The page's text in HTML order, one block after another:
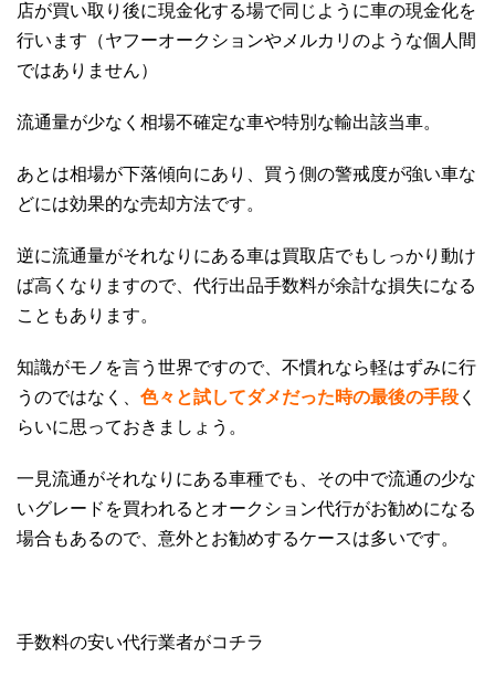
店が買い取り後に現金化する場で同じように車の現金化を
行います（ヤフーオークションやメルカリのような個人間
ではありません）
流通量が少なく相場不確定な車や特別な輸出該当車。
あとは相場が下落傾向にあり、買う側の警戒度が強い車な
どには効果的な売却方法です。
逆に流通量がそれなりにある車は買取店でもしっかり動け
ば高くなりますので、代行出品手数料が余計な損失になる
こともあります。
知識がモノを言う世界ですので、不慣れなら軽はずみに行
うのではなく、 色々と試してダメだった時の最後の手段 く
らいに思っておきましょう。
一見流通がそれなりにある車種でも、その中で流通の少な
いグレードを買われるとオークション代行がお勧めになる
場合もあるので、意外とお勧めするケースは多いです。
手数料の安い代行業者がコチラ